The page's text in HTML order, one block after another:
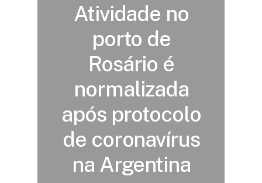
Atividade no
porto de
Rosário é
normalizada
após protocolo
de coronavírus
na Argentina